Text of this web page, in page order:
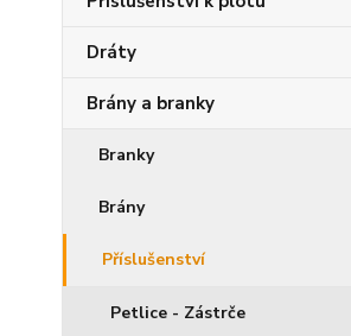
Dráty
Brány a branky
Branky
Brány
Příslušenství
Petlice - Zástrče